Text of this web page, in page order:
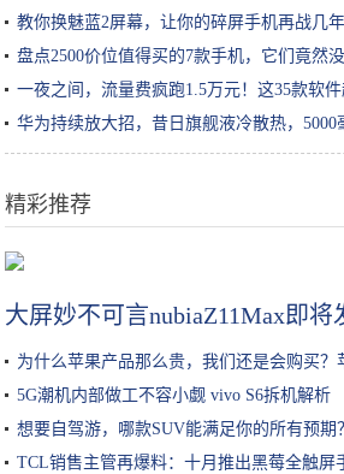
教你换魅蓝2屏幕，让你的碎屏手机再战几
盘点2500价位值得买的7款手机，它们竟然
一夜之间，流量费疯跑1.5万元！这35款软件
华为持续放大招，昔日旗舰液冷散热，5000
精彩推荐
大屏妙不可言nubiaZ11Max即将
为什么苹果产品那么贵，我们还是会购买？
5G潮机内部做工不容小觑 vivo S6拆机解析
想要自驾游，哪款SUV能满足你的所有预期？
TCL销售主管再爆料：十月推出黑莓全触屏